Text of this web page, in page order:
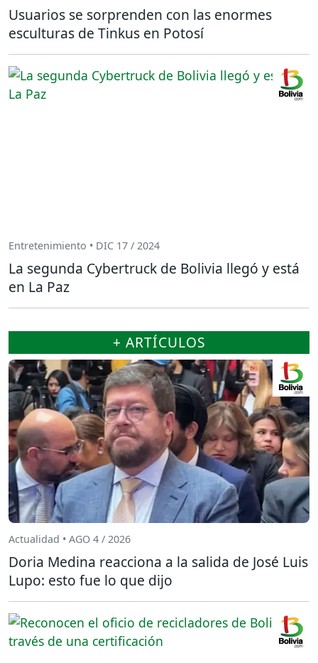
Usuarios se sorprenden con las enormes
esculturas de Tinkus en Potosí
Entretenimiento • DIC 17 / 2024
La segunda Cybertruck de Bolivia llegó y está
en La Paz
+ ARTÍCULOS
Actualidad • AGO 4 / 2026
Doria Medina reacciona a la salida de José Luis
Lupo: esto fue lo que dijo